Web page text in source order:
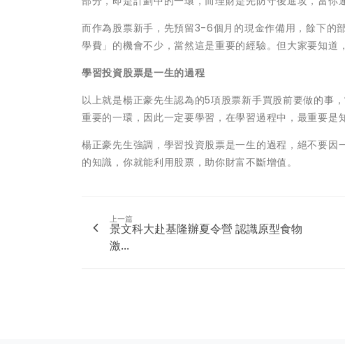
而作為股票新手，先預留3-6個月的現金作備用，餘下的
學費」的機會不少，當然這是重要的經驗。但大家要知道
學習投資股票是一生的過程
以上就是楊正豪先生認為的5項股票新手買股前要做的事
重要的一環，因此一定要學習，在學習過程中，最重要是
楊正豪先生強調，學習投資股票是一生的過程，絕不要
的知識，你就能利用股票，助你財富不斷增值。
上一篇
景文科大赴基隆辦夏令營 認識原型食物
激...